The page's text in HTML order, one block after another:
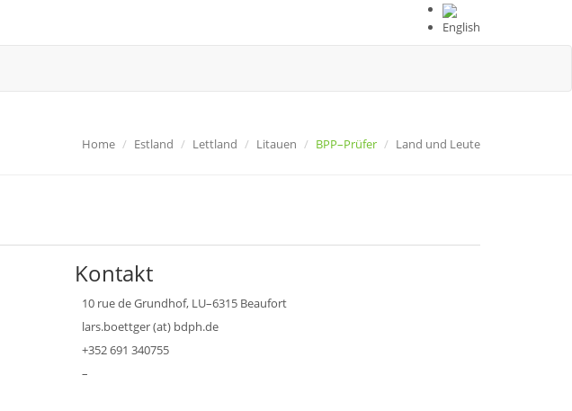
English
Home Estland Lettland Litauen BPP–Prüfer Land und Leute
Kontakt
10 rue de Grundhof, LU–6315 Beaufort
lars.boettger (at) bdph.de
+352 691 340755
–